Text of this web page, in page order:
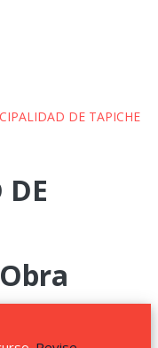
DE TAPICHE